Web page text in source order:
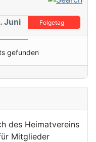
Juni
Folgetag
gefunden
des Heimatvereins
Mitglieder